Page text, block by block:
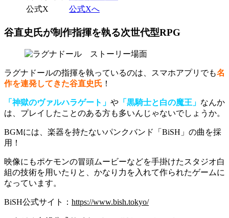
公式X
公式Xへ
谷直史氏が制作指揮を執る次世代型RPG
ラグナドールの指揮を執っているのは、スマホアプリでも名
作を連発してきた谷直史氏 ！
「神獄のヴァルハラゲート」 や 「黒騎士と白の魔王」 なんか
は、プレイしたことのある方も多いんじゃないでしょうか。
BGMには、楽器を持たないパンクバンド
「BiSH」の曲を採
用！
映像にもポケモンの冒頭ムービーなどを手掛けたスタジオ白
組の技術を用いたりと、 かなり力を入れて作られたゲームに
なっています。
BiSH公式サイト： https://www.bish.tokyo/